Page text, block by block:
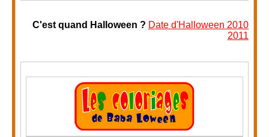
C'est quand Halloween ? Date d'Halloween 2010
2011